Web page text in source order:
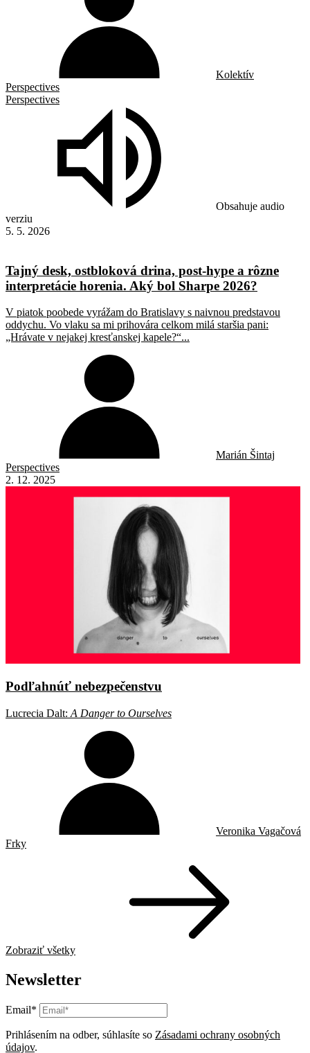
Kolektív
Perspectives
Perspectives
Obsahuje audio
verziu
5. 5. 2026
Tajný desk, ostbloková drina, post-hype a rôzne
interpretácie horenia. Aký bol Sharpe 2026?
V piatok poobede vyrážam do Bratislavy s naivnou predstavou
oddychu. Vo vlaku sa mi prihovára celkom milá staršia pani:
„Hrávate v nejakej kresťanskej kapele?“...
Marián Šintaj
Perspectives
2. 12. 2025
Podľahnúť nebezpečenstvu
Lucrecia Dalt: A Danger to Ourselves
Veronika Vagačová
Frky
Zobraziť všetky
Newsletter
Email*
Prihlásením na odber, súhlasíte so Zásadami ochrany osobných
údajov.